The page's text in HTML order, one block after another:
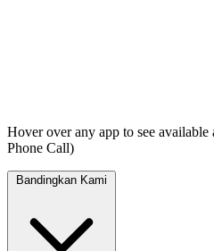
Hover over any app to see
Phone Call)